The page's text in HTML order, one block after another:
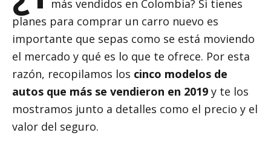
¿Qué es pérdida parcial en
seguros?
Tipos de vehículos: ¿Qué
clases de carros existen?
¿Cómo, cuándo y dónde
comprar el SOAT?
para un crédito hipotecario?
Tarjeta de crédito virtual
¡Conócela!
¿Qué tipos de subsidio de
vivienda existen en Colombia?
Licencia de conducir para
moto: requisitos y costos
Diferencia entre tarjeta de
crédito y débito: ¿Una o
muchas?
10 consejos para comprar por
internet
VER BLOG
más vendidos en Colombia? Si tienes
planes para comprar un carro nuevo es
importante que sepas como se está moviendo
el mercado y qué es lo que te ofrece. Por esta
razón, recopilamos los cinco modelos de
autos que más se vendieron en 2019 y te los
mostramos junto a detalles como el precio y el
valor del seguro.